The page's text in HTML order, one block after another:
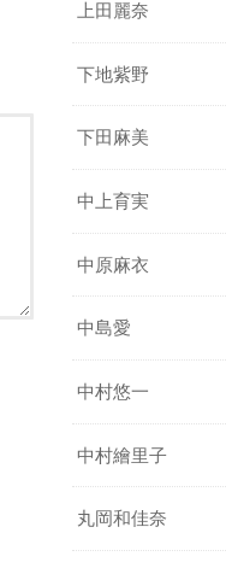
上田麗奈
下地紫野
下田麻美
中上育実
中原麻衣
中島愛
中村悠一
中村繪里子
丸岡和佳奈